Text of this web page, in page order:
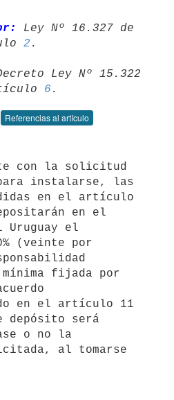
Ley Nº 16.327 de
2
Ley Nº 15.322
6
Referencias al artículo
instalarse, las
en el artículo
en el
Uruguay el
(veinte por
fijada por
en el artículo 11
depósito será
o no la
al tomarse